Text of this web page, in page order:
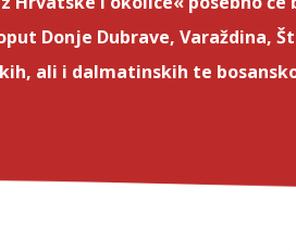
Donje Dubrave, Varaždina,
ali i dalmatinskih te